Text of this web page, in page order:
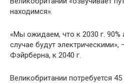
находимся».
«Мы ожидаем, что к 2030 г.
случае будут
Фэйрберна, к 2040 г.
Великобритании потребуется